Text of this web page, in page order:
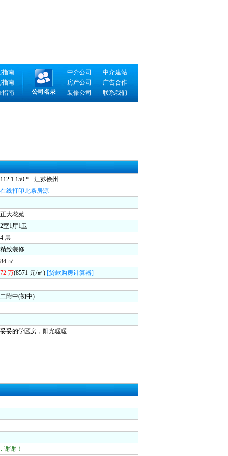
指南
公司名录
中介公司
中介建站
指南
房产公司
广告合作
指南
装修公司 联系我们
- 江苏徐州
在线打印此条房源
大花苑
1厅1卫
层
致装修
㎡
72 万(8571 元/㎡) [贷款购房计算器]
中(初中)
妥的学区房，阳光暖暖
谢谢！